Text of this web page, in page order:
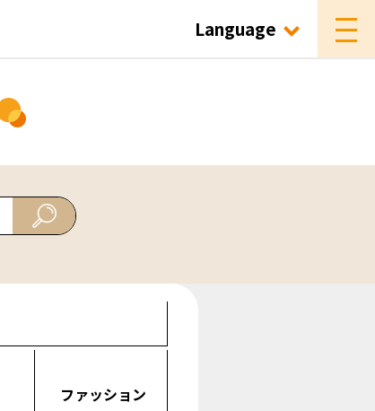
Language
ファッション